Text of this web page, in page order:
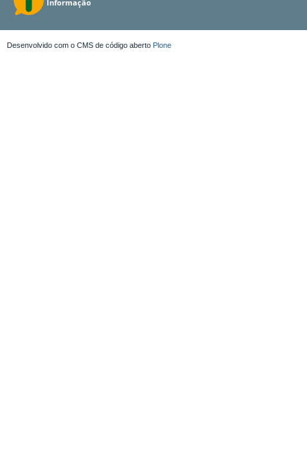
Desenvolvido com o CMS de código aberto Plone